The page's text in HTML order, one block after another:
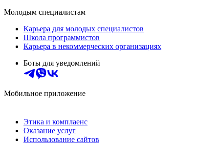
Молодым специалистам
Карьера для молодых специалистов
Школа программистов
Карьера в некоммерческих организациях
Боты для уведомлений
Мобильное приложение
Этика и комплаенс
Оказание услуг
Использование сайтов